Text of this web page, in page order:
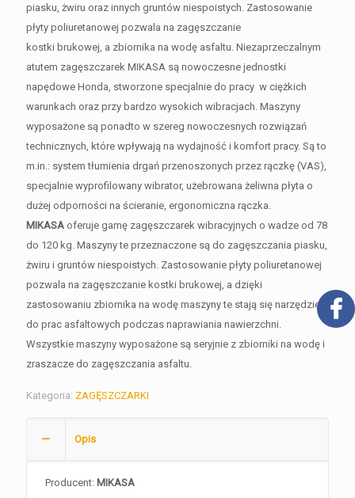
piasku, żwiru oraz innych gruntów niespoistych. Zastosowanie
płyty poliuretanowej pozwala na zagęszczanie
kostki brukowej, a zbiornika na wodę asfaltu. Niezaprzeczalnym
atutem zagęszczarek MIKASA są nowoczesne jednostki
napędowe Honda, stworzone specjalnie do pracy w ciężkich
warunkach oraz przy bardzo wysokich wibracjach. Maszyny
wyposażone są ponadto w szereg nowoczesnych rozwiązań
technicznych, które wpływają na wydajność i komfort pracy. Są to
m.in.: system tłumienia drgań przenoszonych przez rączkę (VAS),
specjalnie wyprofilowany wibrator, użebrowana żeliwna płyta o
dużej odporności na ścieranie, ergonomiczna rączka.
MIKASA oferuje gamę zagęszczarek wibracyjnych o wadze od 78
do 120 kg. Maszyny te przeznaczone są do zagęszczania piasku,
żwiru i gruntów niespoistych. Zastosowanie płyty poliuretanowej
pozwala na zagęszczanie kostki brukowej, a dzięki
zastosowaniu zbiornika na wodę maszyny te stają się narzędziem
do prac asfaltowych podczas naprawiania nawierzchni.
Wszystkie maszyny wyposażone są seryjnie z zbiorniki na wodę i
zraszacze do zagęszczania asfaltu.
Kategoria: ZAGĘSZCZARKI
Opis
Producent: MIKASA